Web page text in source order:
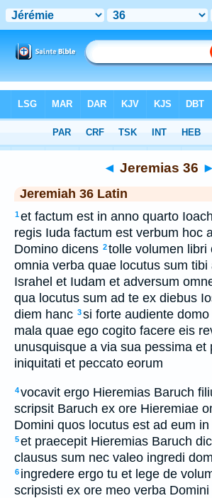
> Jeremias 36
◄ Jeremias 36 ►
Jeremiah 36 Latin
1et factum est in anno quarto
regis Iuda factum est verbum hoc
Domino dicens 2tolle volumen libri
omnia verba quae locutus sum tibi
Israhel et Iudam et adversum
qua locutus sum ad te ex diebus
diem hanc 3si forte audiente
mala quae ego cogito facere eis
unusquisque a via sua pessima et
iniquitati et peccato eorum
4vocavit ergo Hieremias Baruch
scripsit Baruch ex ore Hieremiae
Domini quos locutus est ad eum
5et praecepit Hieremias Baruch
clausus sum nec valeo ingredi
6 ingredere ergo tu et lege de
scripsisti ex ore meo verba